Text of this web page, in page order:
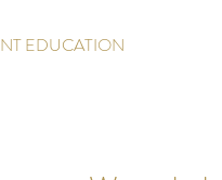
EDUCATION